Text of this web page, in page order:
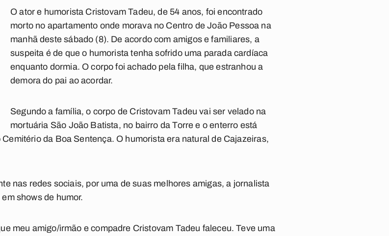
O ator e humorista Cristovam Tadeu, de 54 anos, foiencontrado
morto no apartamento onde moravano Centro de João Pessoa na
manhã deste sábado (8). De acordo com amigos e familiares, a
suspeita é de que o humorista tenha sofrido uma parada cardíaca
enquanto dormia. O corpo foi achado pela filha, que estranhou a
demora do pai ao acordar.
Segundo a família, o corpo de Cristovam Tadeu vai ser velado na
mortuária São João Batista, no bairro da Torre e o enterro está
da Boa Sentença. O humorista era natural de Cajazeiras,
nas redes sociais, por uma de suas melhores amigas, a jornalista
shows de humor.
meu amigo/irmão e compadre Cristovam Tadeu faleceu. Teve uma